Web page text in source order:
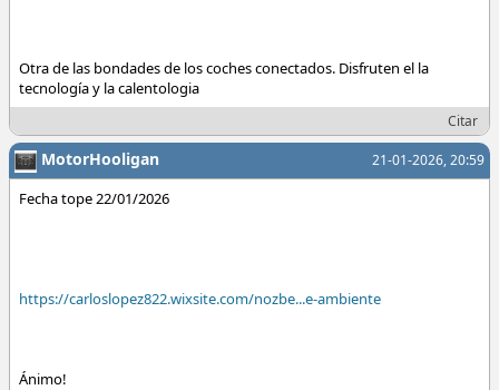
Otra de las bondades de los coches conectados. Disfruten el la
tecnología y la calentologia
Citar
21-01-2026, 20:59
MotorHooligan
Fecha tope 22/01/2026
https://carloslopez822.wixsite.com/nozbe...e-ambiente
Ánimo!